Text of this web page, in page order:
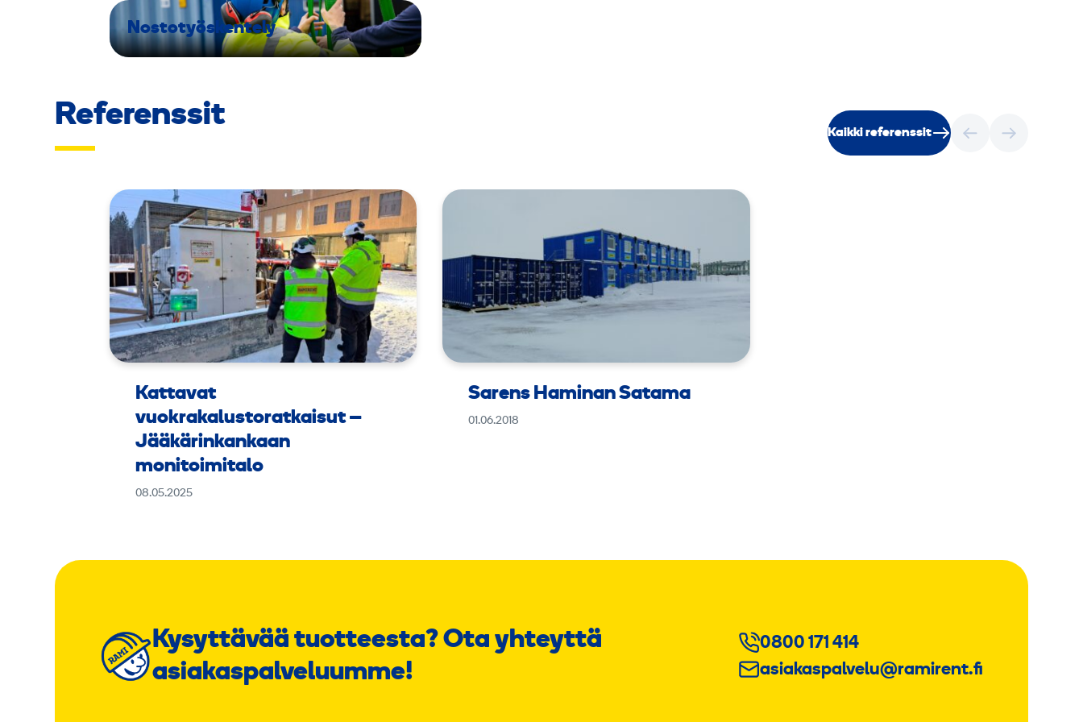
Nostotyöskentely
Referenssit
Kaikki referenssit
Kattavat
vuokrakalustoratkaisut –
Jääkärinkankaan
monitoimitalo
08.05.2025
Sarens Haminan Satama
01.06.2018
Kysyttävää tuotteesta? Ota yhteyttä
asiakaspalveluumme!
0800 171 414
asiakaspalvelu@ramirent.fi